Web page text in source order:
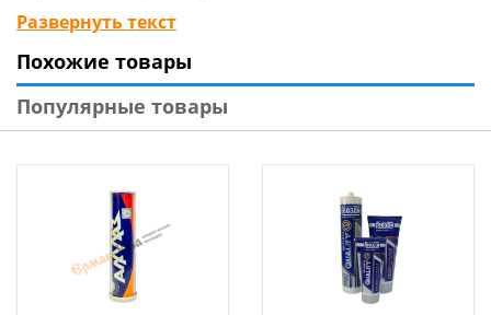
Технические характеристики
Тип: Клей жидкие гвозди суперсильный
Объем, гр: 400
Упаковка: Туба
Минимальная температура нанесения, °С: +10
Максимальная температура эксплуатации, °С: +80
Минимальная температура эксплуатации, °С: -20
Рабочее время, мин: 15
Состав: Водная дисперсия полиакрилатов
Цвет: Белый
Развернуть текст
Похожие товары
Популярные товары